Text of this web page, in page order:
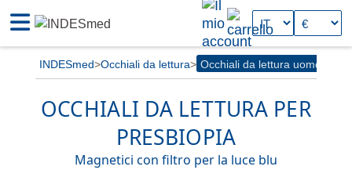
INDESmed Occhiali da lettura Occhiali da lettura uomo
OCCHIALI DA LETTURA PER
PRESBIOPIA
Magnetici con filtro per la luce blu